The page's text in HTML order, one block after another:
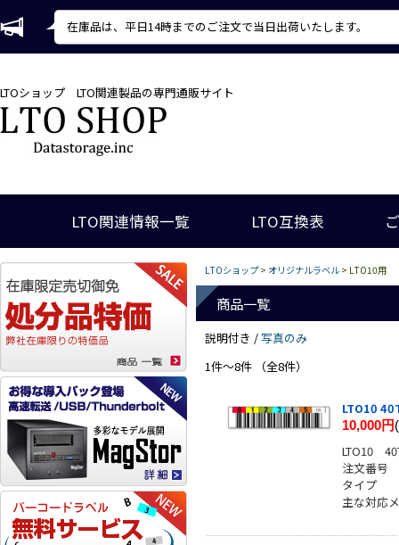
在庫品は、平日14時までのご注文で当日出荷いたします。
LTOショップ LTO関連製品の専門通販サイト
LTO関連情報一覧 LTO互換表
LTOショップ> オリジナルラベル> LTO10用
商品一覧
説明付き /写真のみ
1件～8件 （全8件）
LTO10
10,000円
LTO10
注文
タイプ
主な対応